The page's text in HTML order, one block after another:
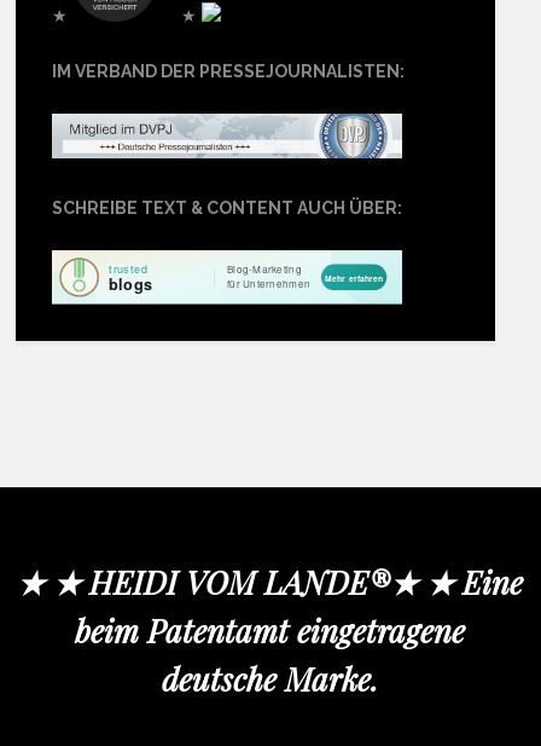
★ ★
IM VERBAND DER PRESSEJOURNALISTEN:
SCHREIBE TEXT & CONTENT AUCH ÜBER:
★ ★ HEIDI VOM LANDE®★ ★ Eine
beim Patentamt eingetragene
deutsche Marke.